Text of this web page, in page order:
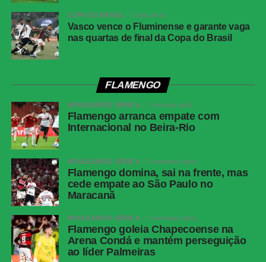
Data
Horário
19h30 (de Brasília)
Público
38.963 torcedores
Renda
Benavídez, Jadson, Portilla e Santos
(Athletico-PR); Fernando Diniz, André
Ramalho, Matheuzinho e Rodrigo Garro
(Corinthians)
Cartões
Árbitro
Paulo Cesar Zanovelli da Silva (MG)
Assistentes
Nailton Junior de Sousa Oliveira (CE) e
VAR
Paulo Renato Moreira da Silva Coelho (RJ)
Corinthians
Hugo Souza; Pedro Milans, André Ramalho,
Raniele e Matheuzinho; Allan, Matheus Pereira
COPA DO BRASIL 2 dias atrás
Vasco vence o Fluminense e garante vaga
nas quartas de final da Copa do Brasil
FLAMENGO
BRASILEIRÃO SÉRIE A 1 semana atrás
Flamengo arranca empate com
Internacional no Beira-Rio
BRASILEIRÃO SÉRIE A 2 semanas atrás
Flamengo domina, sai na frente, mas
cede empate ao São Paulo no
Maracanã
BRASILEIRÃO SÉRIE A 2 semanas atrás
Flamengo goleia Chapecoense na
Arena Condá e mantém perseguição
ao líder Palmeiras